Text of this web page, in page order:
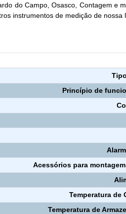
do Campo, Osasco, Contagem e
instrumentos de medição de nossa
Princípio de
Acessórios para
Temperatura de
Temperatura de